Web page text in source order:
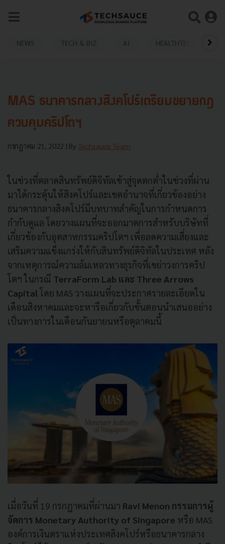
NEWS TECH & BIZ AI HEALTHTECH
MAS ธนาคารกลางสิงคโปร์เตรียมขยายกฎ
ควบคุมคริปโตฯ
กรกฎาคม 21, 2022 | By Techsauce Team
ในช่วงที่ตลาดสินทรัพย์ดิจิทัลเข้าสู่จุดตกต่ำในช่วงที่ผ่าน
มาได้กระตุ้นให้สิงคโปร์และเขตอำนาจที่เกี่ยวข้องอย่าง
ธนาคารกลางสิงคโปร์มีบทบาทสำคัญในการกำหนดการ
กำกับดูแล โดยวางแผนที่จะออกมาตการสำหรับบริษัทที่
เกี่ยวข้องกับอุตสาหกรรมคริปโตฯ เพื่อลดความเสี่ยงและ
เสริมความแข็งแกร่งให้กับสินทรัพย์ดิจิทัลในประเทศ หลัง
จากเหตุการณ์ความล้มเหลวทางธุรกิจที่เขย่าวงการคริป
โตฯ ในกรณี TerraForm Lab และ Three Arrows
Capital โดย MAS วางแผนที่จะประกาศรายละเอียดใน
เดือนสิงหาคมและจะหารือเกี่ยวกับขั้นตอนนำเสนออย่าง
เป็นทางการในเดือนกันยายนหรือตุลาคมนี้
เมื่อวันที่ 19 กรกฎาคมที่ผ่านมา Ravi Menon กรรมการผู้
จัดการ Monetary Authority of Singapore หรือ MAS
องค์การเงินตราแห่งประเทศสิงคโปร์หรือธนาคารกลาง